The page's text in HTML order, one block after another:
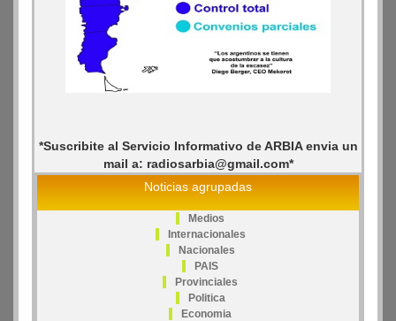
*Suscribite al Servicio Informativo de ARBIA envia un
mail a: radiosarbia@gmail.com*
Noticias agrupadas
Medios
Internacionales
Nacionales
PAIS
Provinciales
Politica
Economia